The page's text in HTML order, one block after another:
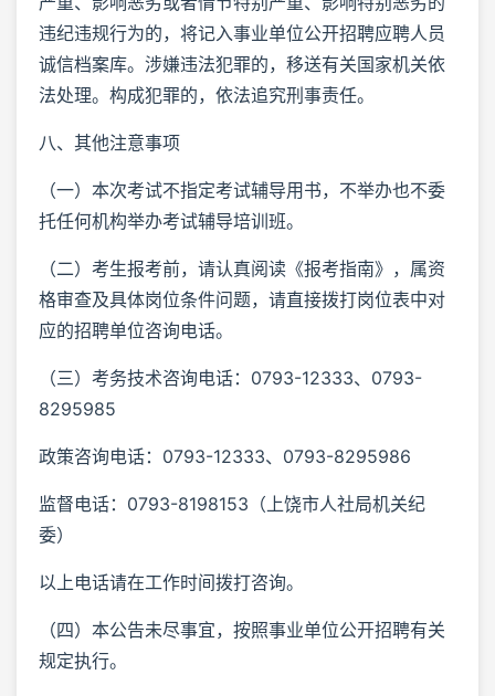
违纪违规行为的，将记入事业单位公开招聘应聘人员
诚信档案库。涉嫌违法犯罪的，移送有关国家机关依
法处理。构成犯罪的，依法追究刑事责任。
八、其他注意事项
（一）本次考试不指定考试辅导用书，不举办也不委
托任何机构举办考试辅导培训班。
（二）考生报考前，请认真阅读《报考指南》，属资
格审查及具体岗位条件问题，请直接拨打岗位表中对
应的招聘单位咨询电话。
（三）考务技术咨询电话：0793-12333、0793-
8295985
政策咨询电话：0793-12333、0793-8295986
监督电话：0793-8198153（上饶市人社局机关纪
委）
以上电话请在工作时间拨打咨询。
（四）本公告未尽事宜，按照事业单位公开招聘有关
规定执行。